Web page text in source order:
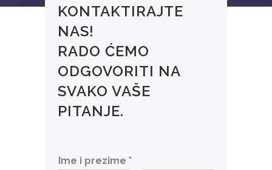
KONTAKTIRAJTE
NAS!
RADO ĆEMO
ODGOVORITI NA
SVAKO VAŠE
PITANJE.
Ime i prezime *